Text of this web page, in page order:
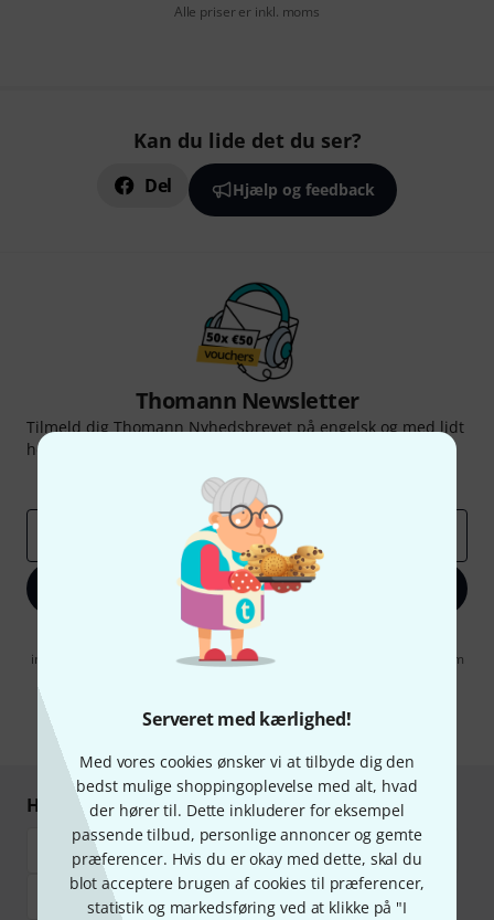
Serveret med kærlighed!
Med vores cookies ønsker vi at tilbyde dig den
bedst mulige shoppingoplevelse med alt, hvad
der hører til. Dette inkluderer for eksempel
passende tilbud, personlige annoncer og gemte
præferencer. Hvis du er okay med dette, skal du
blot acceptere brugen af cookies til præferencer,
statistik og markedsføring ved at klikke på "I
Alle priser er inkl. moms
Kan du lide det du ser?
Del Hjælp og feedback
Thomann Newsletter
Tilmeld dig Thomann Nyhedsbrevet på engelsk og med lidt
held kan du vinde en af
Inspirerende bidrag
Tilbud
Tilmeld dig nu
Når jeg klikker på "Tilmeld dig nu", erklærer jeg mig samtidig
indforstået med at modtage e-mail-reklame. Dette tilsagn kan når som
* Obligatorisk felt
Handl og betal sikkert